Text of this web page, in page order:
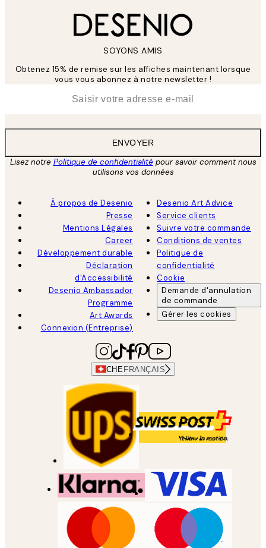
SOYONS AMIS
Obtenez 15% de remise sur les affiches maintenant lorsque
vous vous abonnez à notre newsletter !
ENVOYER
Lisez notre Politique de confidentialitépour savoir comment nous
utilisons vos données
À propos de Desenio
Presse
Mentions Légales
Career
Développement durable
Déclaration
d'Accessibilité
Desenio Ambassador
Programme
Art Awards
Connexion (Entreprise)
Desenio Art Advice
Service clients
Suivre votre commande
Conditions de ventes
Politique de
confidentialité
Cookie
Demande d'annulation
de commande
Gérer les cookies
CHE FRANÇAIS